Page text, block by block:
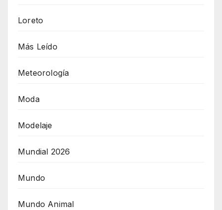
Loreto
Más Leído
Meteorología
Moda
Modelaje
Mundial 2026
Mundo
Mundo Animal